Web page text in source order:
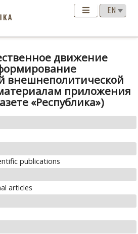
движение
внешнеполитической
приложения
«Республика»)
publications
articles